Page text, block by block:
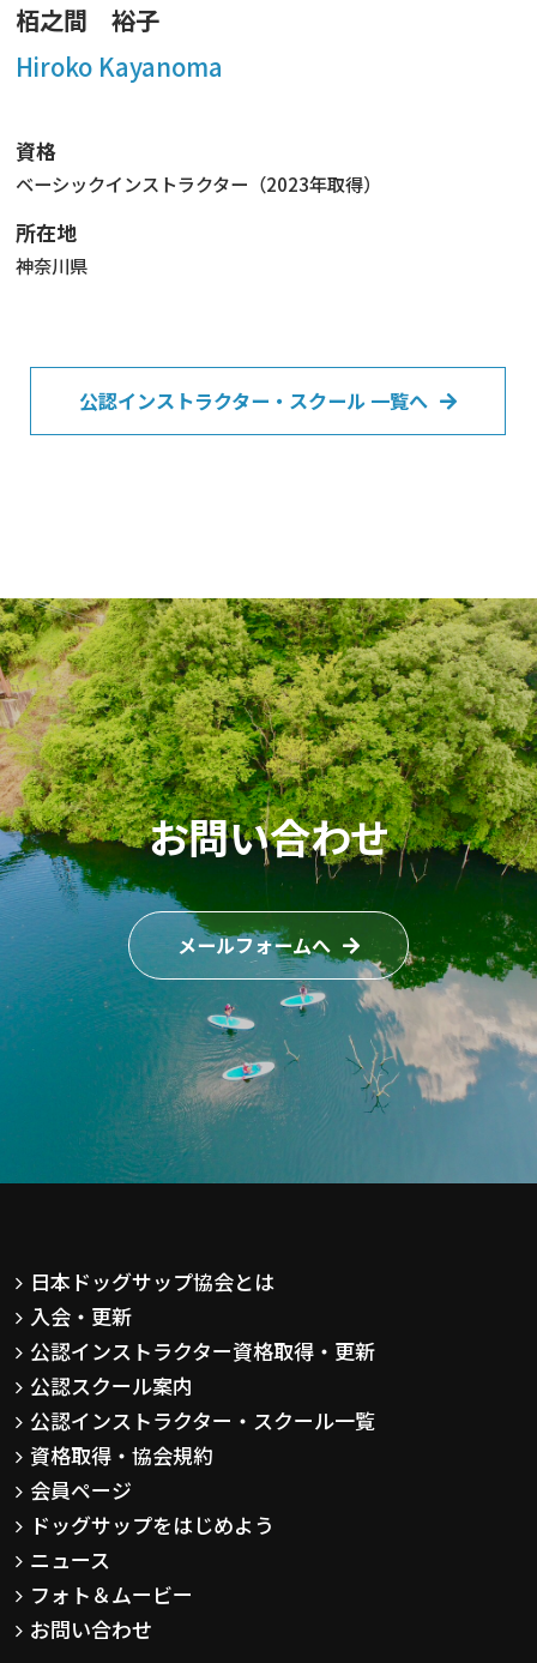
栢之間 裕子
Hiroko Kayanoma
資格
ベーシックインストラクター（2023年取得）
所在地
神奈川県
公認インストラクター・スクール 一覧へ
お問い合わせ
メールフォームへ
日本ドッグサップ協会とは
入会・更新
公認インストラクター資格取得・更新
公認スクール案内
公認インストラクター・スクール一覧
資格取得・協会規約
会員ページ
ドッグサップをはじめよう
ニュース
フォト＆ムービー
お問い合わせ